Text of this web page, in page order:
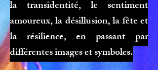
la transidentité, le sentiment
amoureux, la désillusion, la fête et
la résilience, en passant par
différentes images et symboles.